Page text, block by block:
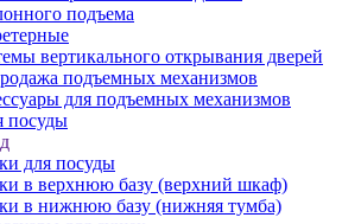
подъема
вертикального открывания дверей
подъемных механизмов
для подъемных механизмов
посуды
для посуды
в верхнюю базу (верхний шкаф)
в нижнюю базу (нижняя тумба)